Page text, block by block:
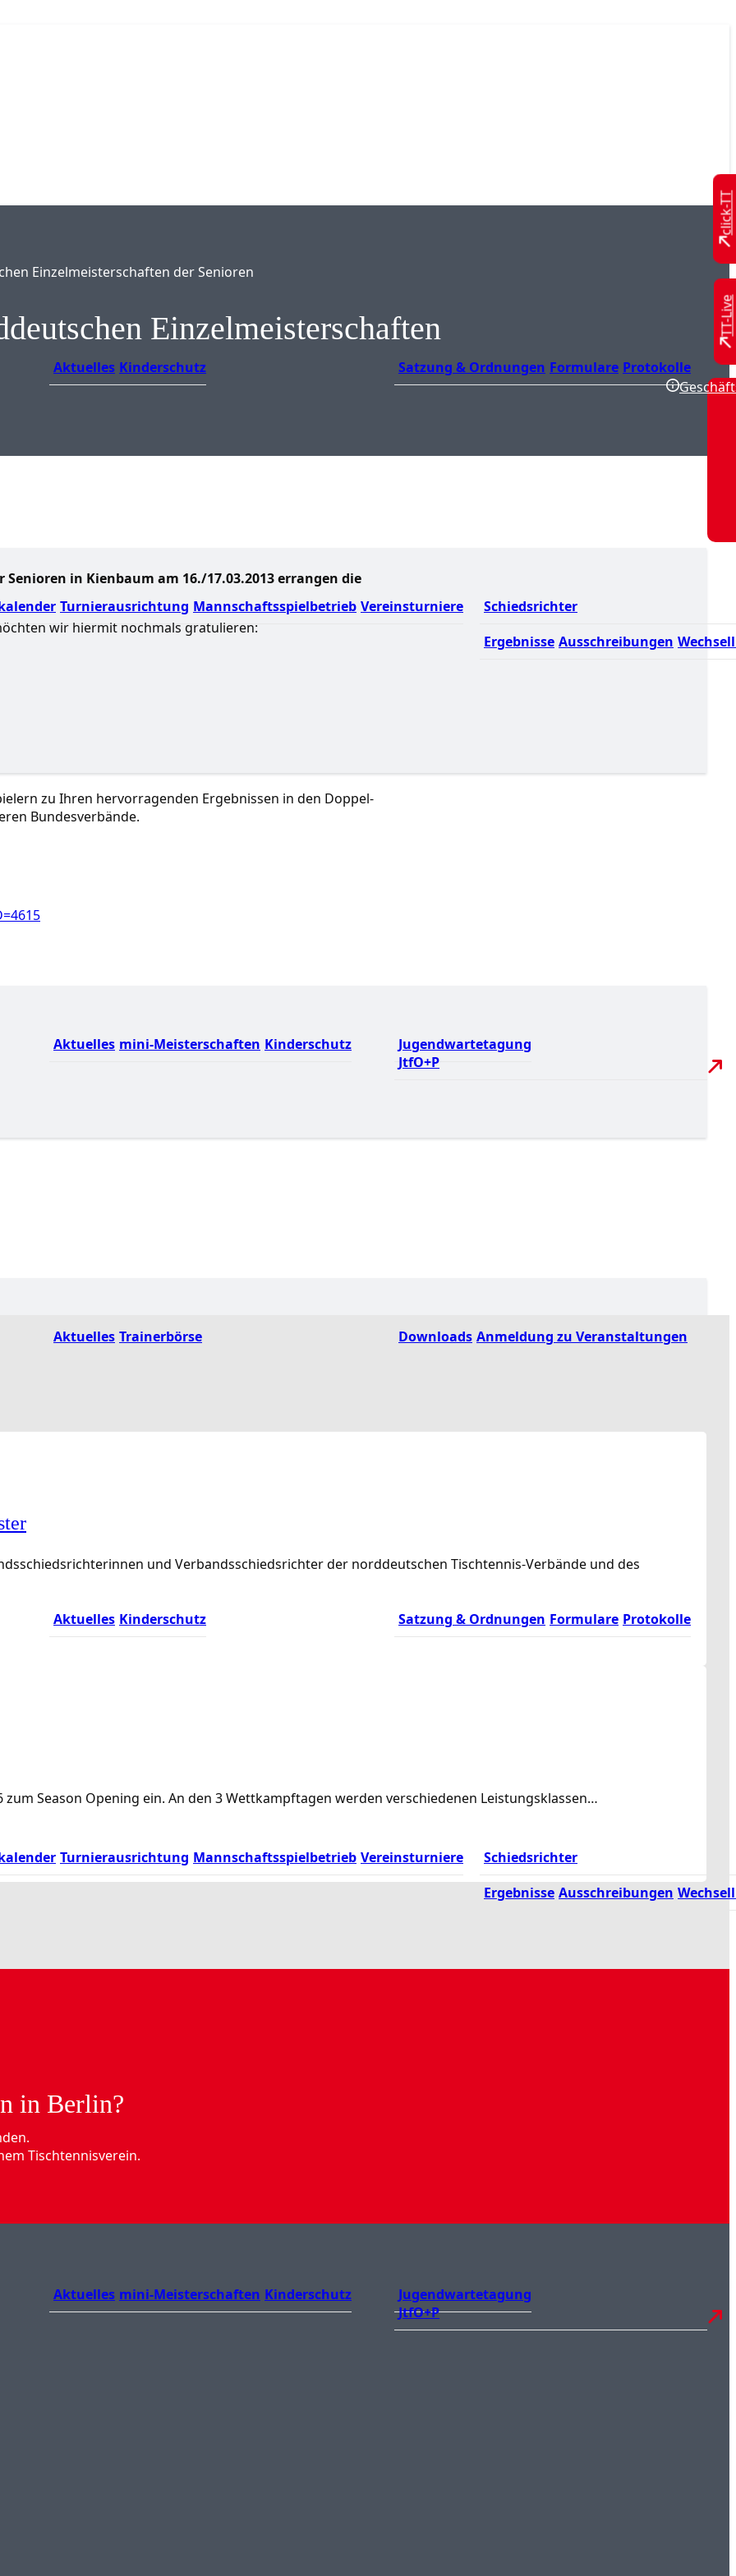
Aktuelles Kinderschutz Satzung & Ordnungen Formulare Protokolle
Turnierausrichtung Mannschaftsspielbetrieb Vereinsturniere
Schiedsrichter
Ergebnisse Ausschreibungen
Aktuelles mini-Meisterschaften Kinderschutz
Jugendwartetagung
JtfO+P
Aktuelles Trainerbörse Downloads Anmeldung zu Veranstaltungen
Aktuelles Kinderschutz Satzung & Ordnungen Formulare Protokolle
Turnierausrichtung Mannschaftsspielbetrieb Vereinsturniere
Schiedsrichter
Ergebnisse Ausschreibungen
Aktuelles mini-Meisterschaften Kinderschutz
Jugendwartetagung
JtfO+P
Einzelmeisterschaften der Senioren
Einzelmeisterschaften
in Kienbaum am 16./17.03.2013 errangen die
wir hiermit nochmals gratulieren:
zu Ihren hervorragenden Ergebnissen in den Doppel-
Bundesverbände.
und Verbandsschiedsrichter der norddeutschen Tischtennis-Verbände und des
zum Season Opening ein. An den 3 Wettkampftagen werden verschiedenen Leistungsklassen…
in Berlin?
Tischtennisverein.
click-TT
TT-Live